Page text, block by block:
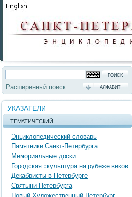
Расширенный поиск АЛФАВИТ
УКАЗАТЕЛИ
ТЕМАТИЧЕСКИЙ
Энциклопедический словарь
Памятники Санкт-Петербурга
Мемориальные доски
Городская скульптура на рубеже веков
Декабристы в Петербурге
Святыни Петербурга
Новый Художественный Петербург